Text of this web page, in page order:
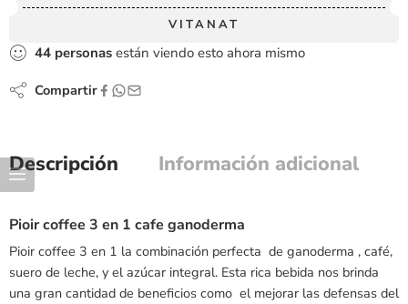
VITANAT
44 personas están viendo esto ahora mismo
Compartir
Descripción Información adicional
Pioir coffee 3 en 1 cafe ganoderma
Pioir coffee 3 en 1 la combinación perfecta de ganoderma , café,
suero de leche, y el azúcar integral. Esta rica bebida nos brinda
una gran cantidad de beneficios como el mejorar las defensas del